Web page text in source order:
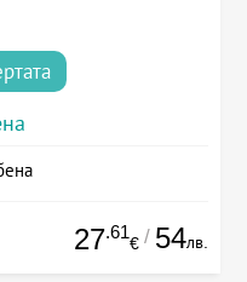
27.61
€ / 54лв.